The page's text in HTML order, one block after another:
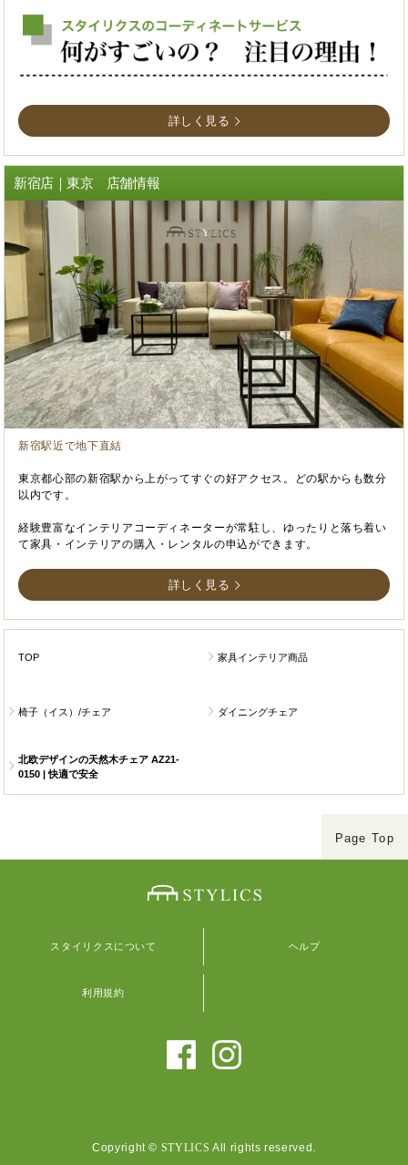
詳しく見る
新宿店｜東京 店舗情報
新宿駅近で地下直結
東京都心部の新宿駅から上がってすぐの好アクセス。どの駅からも数分
以内です。
経験豊富なインテリアコーディネーターが常駐し、ゆったりと落ち着い
て家具・インテリアの購入・レンタルの申込ができます。
詳しく見る
TOP 家具インテリア商品
椅子（イス）/チェア ダイニングチェア
北欧デザインの天然木チェア AZ21-
0150 | 快適で安全
Page Top
スタイリクスについて ヘルプ
利用規約
Copyright © STYLICS All rights reserved.